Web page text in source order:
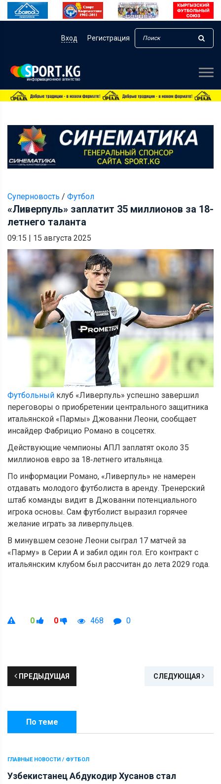
Вход Регистрация
Суперновость / Футбол
«Ливерпуль» заплатит 35 миллионов за 18-
летнего таланта
09:15 | 15 августа 2025
Футбольный клуб «Ливерпуль» успешно завершил
переговоры о приобретении центрального защитника
итальянской «Пармы» Джованни Леони, сообщает
инсайдер Фабрицио Романо в соцсетях.
Действующие чемпионы АПЛ заплатят около 35
миллионов евро за 18‑летнего итальянца.
По информации Романо, «Ливерпуль» не намерен
отдавать молодого футболиста в аренду. Тренерский
штаб команды видит в Джованни потенциального
игрока основы. Сам футболист выразил горячее
желание играть за ливерпульцев.
В минувшем сезоне Леони сыграл 17 матчей за
«Парму» в Серии А и забил один гол. Его контракт с
итальянским клубом был рассчитан до лета 2029 года.
0 0 468 0
ПРЕДЫДУЩАЯ СЛЕДУЮЩАЯ
По теме
ГЛАВНЫЕ НОВОСТИ / ФУТБОЛ
Узбекистанец Абдукодир Хусанов стал